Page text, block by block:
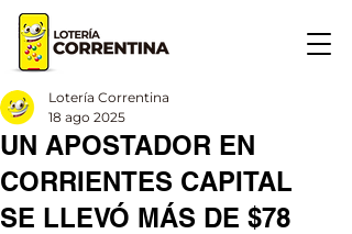
UN APOSTADOR EN
CORRIENTES CAPITAL
SE LLEVÓ MÁS DE $78
Lotería Correntina
18 ago 2025